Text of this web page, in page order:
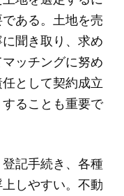
ある。土地を売
聞き取り、求め
ッチングに努め
として契約成立
ることも重要で
記手続き、各種
しやすい。不動